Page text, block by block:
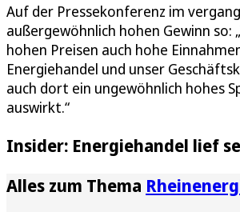
Auf der Pressekonferenz im
außergewöhnlich hohen Gewinn
hohen Preisen auch hohe
Energiehandel und unser
auch dort ein ungewöhnlich hohes
auswirkt.“
Insider: Energiehandel lief
Alles zum Thema